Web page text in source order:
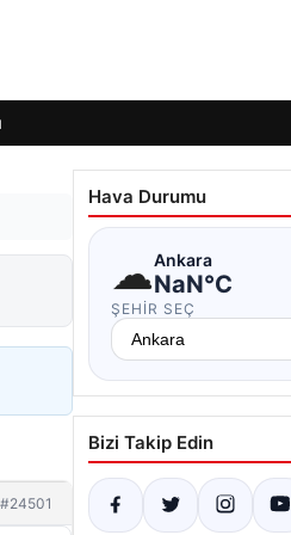
#24501
Hava Durumu
☁Ankara
NaN°C
ŞEHIR SEÇ
Bizi Takip Edin